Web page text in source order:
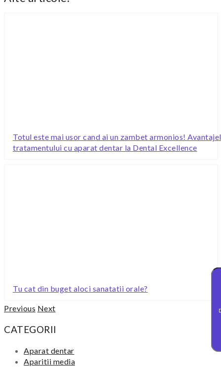
Totul este mai usor cand ai un zambet armonios!
tratamentului cu aparat dentar la Dental Excellence
Tu cat din buget aloci sanatatii orale?
Previous Next
CATEGORII
Aparat dentar
Aparitii media